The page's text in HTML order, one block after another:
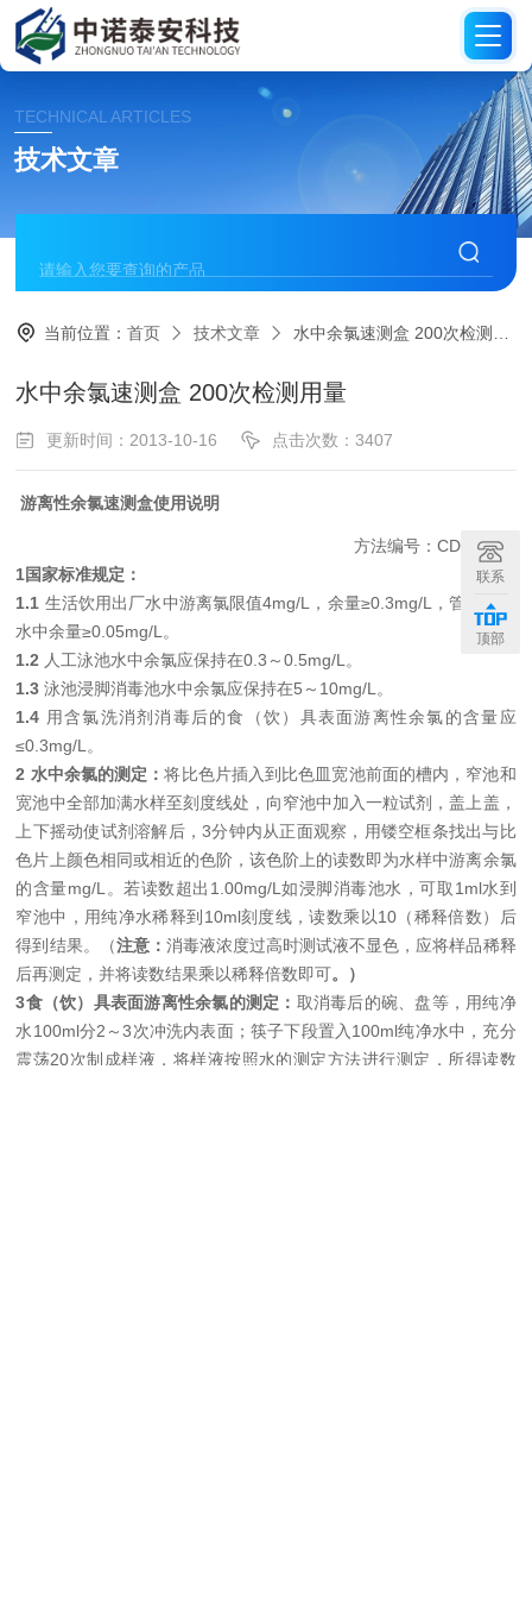
TECHNICAL ARTICLES
技术文章
当前位置：首页 技术文章 水中余氯速测盒 200次检测用量
水中余氯速测盒 200次检测用量
更新时间：2013-10-16 点击次数：3407
游离性余氯速测盒使用说明
方法编号： CDC-3041
1国家标准规定：
1.1 生活饮用出厂水中游离氯限值4mg/L ，余量≥0.3mg/L
，管网末梢
水中余量≥0.05mg/L 。
1.2 人工泳池水中余氯应保持在0.3 ～0.5mg/L 。
1.3泳池浸脚消毒池水中余氯应保持在5 ～ 10mg/L 。
1.4 用含氯洗消剂消毒后的食（饮）具表面游离性余氯的含量应
≤0.3mg/L 。
2 水中余氯的测定：将比色片插入到比色皿宽池前面的槽内，窄池和
宽池中全部加满水样至刻度线处，向窄池中加入一粒试剂，盖上盖，
上下摇动使试剂溶解后，3分钟内从正面观察，用镂空框条找出与比
色片上颜色相同或相近的色阶，该色阶上的读数即为水样中游离余氯
的含量mg/L 。若读数超出 1.00mg/L 如浸脚消毒池水 ，可取 1ml水到
窄池中，用纯净水稀释到 10ml刻度线，读数乘以10（稀释倍数）后
得到结果。（注意： 消毒液浓度过高时测试液不显色，应将样品稀释
后再测定，并将读数结果乘以稀释倍数即可。）
3食（饮）具表面游离性余氯的测定： 取消毒后的碗、盘等，用纯净
水100ml分2 ～3次冲洗内表面；筷子下段置入 100ml纯净水中，充分
震荡20次制成样液，将样液按照水的测定方法进行测定，所得读数
联系
顶部